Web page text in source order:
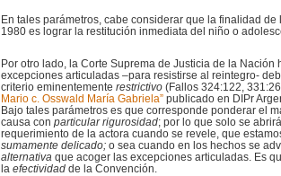
En tales parámetros, cabe considerar que la finalidad
1980 es lograr la restitución inmediata del niño o
Por otro lado, la Corte Suprema de Justicia de la Nación
excepciones articuladas –para resistirse al reintegro-
criterio eminentemente restrictivo (Fallos 324:122,
Mario c. Osswald María Gabriela” publicado en DIPr
Bajo tales parámetros es que corresponde ponderar el
causa con particular rigurosidad; por lo que solo se
requerimiento de la actora cuando se revele, que
sumamente delicado; o sea cuando en los hechos se
alternativa que acoger las excepciones articuladas. Es
la efectividad de la Convención.